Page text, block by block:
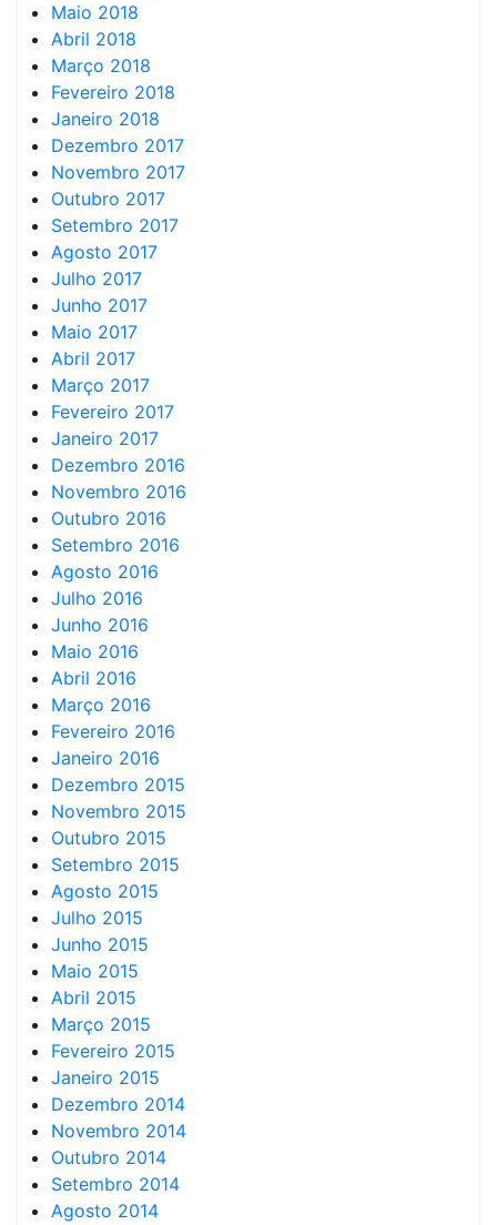
Maio 2018
Abril 2018
Março 2018
Fevereiro 2018
Janeiro 2018
Dezembro 2017
Novembro 2017
Outubro 2017
Setembro 2017
Agosto 2017
Julho 2017
Junho 2017
Maio 2017
Abril 2017
Março 2017
Fevereiro 2017
Janeiro 2017
Dezembro 2016
Novembro 2016
Outubro 2016
Setembro 2016
Agosto 2016
Julho 2016
Junho 2016
Maio 2016
Abril 2016
Março 2016
Fevereiro 2016
Janeiro 2016
Dezembro 2015
Novembro 2015
Outubro 2015
Setembro 2015
Agosto 2015
Julho 2015
Junho 2015
Maio 2015
Abril 2015
Março 2015
Fevereiro 2015
Janeiro 2015
Dezembro 2014
Novembro 2014
Outubro 2014
Setembro 2014
Agosto 2014